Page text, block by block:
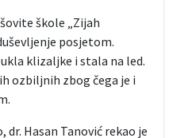
škole „Zijah
posjetom.
klizaljke i stala na led.
ozbiljnih zbog čega je i
dr. Hasan Tanović rekao je